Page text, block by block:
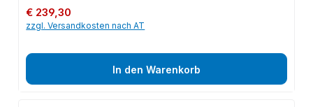
Regulärer Preis:
€ 239,30
zzgl. Versandkosten nach AT
In den Warenkorb